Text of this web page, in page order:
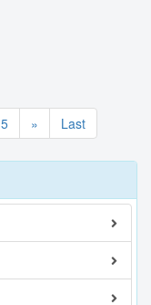
5 » Last